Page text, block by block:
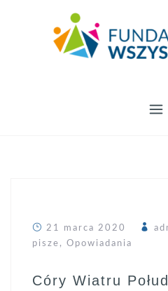
21 marca 2020
pisze , Opowiadania
Córy Wiatru